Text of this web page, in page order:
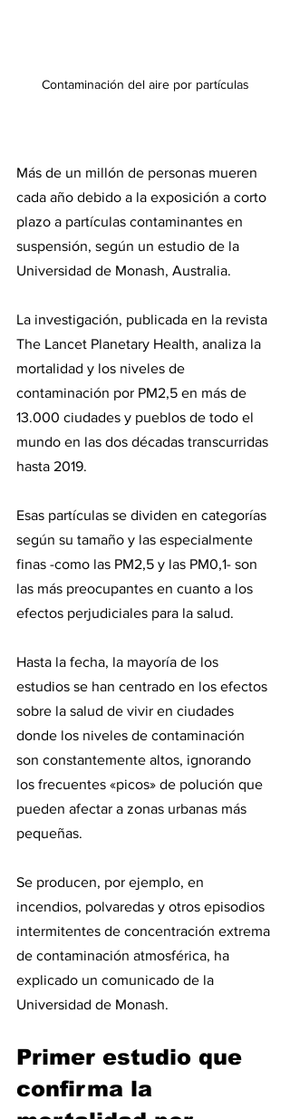
Contaminación del aire por partículas
Más de un millón de personas mueren
cada año debido a la exposición a corto
plazo a partículas contaminantes en
suspensión, según un estudio de la
Universidad de Monash, Australia.
La investigación, publicada en la revista
The Lancet Planetary Health, analiza la
mortalidad y los niveles de
contaminación por PM2,5 en más de
13.000 ciudades y pueblos de todo el
mundo en las dos décadas transcurridas
hasta 2019.
Esas partículas se dividen en categorías
según su tamaño y las especialmente
finas -como las PM2,5 y las PM0,1- son
las más preocupantes en cuanto a los
efectos perjudiciales para la salud.
Hasta la fecha, la mayoría de los
estudios se han centrado en los efectos
sobre la salud de vivir en ciudades
donde los niveles de contaminación
son constantemente altos, ignorando
los frecuentes «picos» de polución que
pueden afectar a zonas urbanas más
pequeñas.
Se producen, por ejemplo, en
incendios, polvaredas y otros episodios
intermitentes de concentración extrema
de contaminación atmosférica, ha
explicado un comunicado de la
Universidad de Monash.
Primer estudio que
confirma la